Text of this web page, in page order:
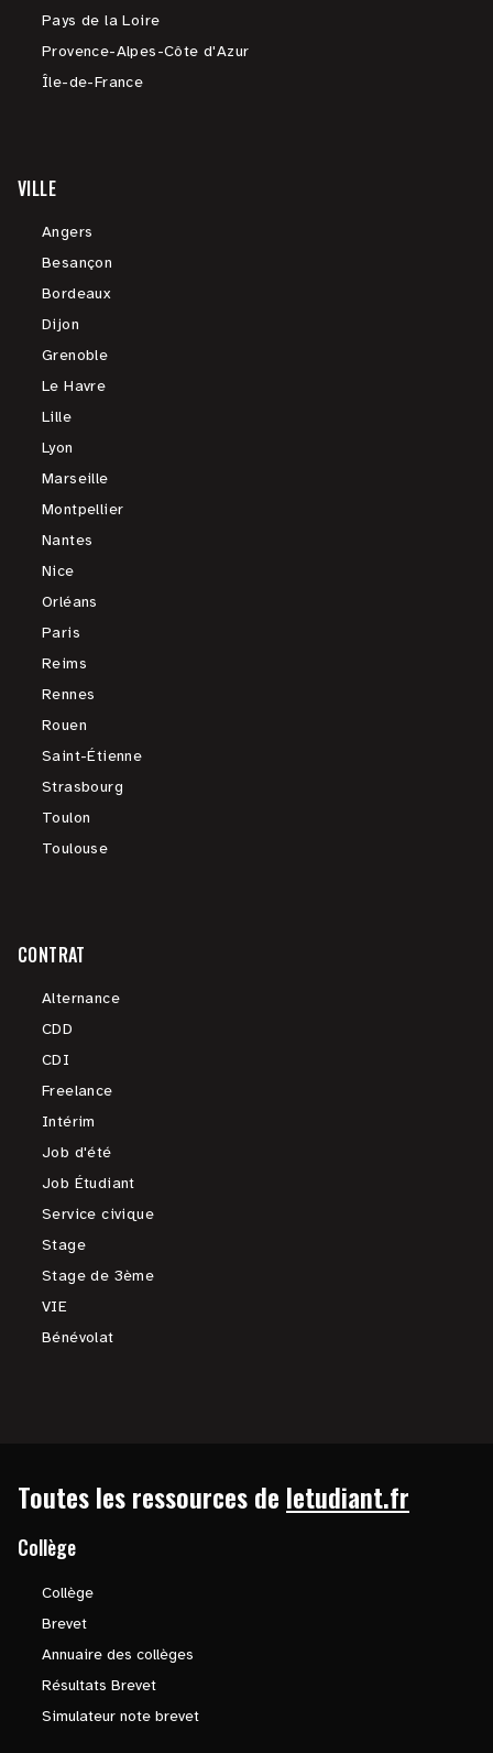
Pays de la Loire
Provence-Alpes-Côte d'Azur
Île-de-France
VILLE
Angers
Besançon
Bordeaux
Dijon
Grenoble
Le Havre
Lille
Lyon
Marseille
Montpellier
Nantes
Nice
Orléans
Paris
Reims
Rennes
Rouen
Saint-Étienne
Strasbourg
Toulon
Toulouse
CONTRAT
Alternance
CDD
CDI
Freelance
Intérim
Job d'été
Job Étudiant
Service civique
Stage
Stage de 3ème
VIE
Bénévolat
Toutes les ressources de letudiant.fr
Collège
Collège
Brevet
Annuaire des collèges
Résultats Brevet
Simulateur note brevet